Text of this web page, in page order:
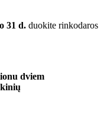
31 d. duokite rinkodaros
dviem